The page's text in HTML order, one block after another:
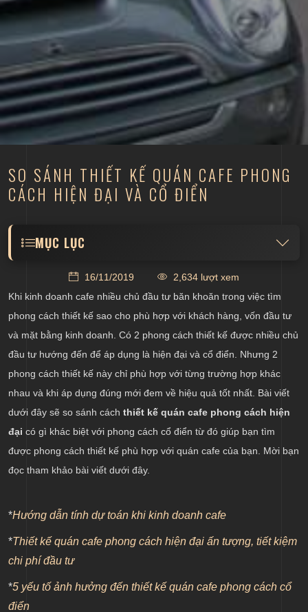
SO SÁNH THIẾT KẾ QUÁN CAFE PHONG
CÁCH HIỆN ĐẠI VÀ CỔ ĐIỂN
MỤC LỤC
Đặc điểm thiết kế nội thất của quán cafe
Vật liệu và màu sắc trong thiết kế quán cafe
So sánh chi phí đầu tư cho quán cafe theo 2 phong
cách
16/11/2019
2,634 lượt xem
Khi kinh doanh cafe nhiều chủ đầu tư băn khoăn trong việc tìm
phong cách thiết kế sao cho phù hợp với khách hàng, vốn đầu tư
và mặt bằng kinh doanh. Có 2 phong cách thiết kế được nhiều chủ
đầu tư hướng đến để áp dụng là hiện đại và cổ điển. Nhưng 2
phong cách thiết kế này chỉ phù hợp với từng trường hợp khác
nhau và khi áp dụng đúng mới đem về hiệu quả tốt nhất. Bài viết
dưới đây sẽ so sánh cách thiết kế quán cafe phong cách hiện
đại có gì khác biệt với phong cách cổ điển từ đó giúp bạn tìm
được phong cách thiết kế phù hợp với quán cafe của bạn. Mời bạn
đọc tham khảo bài viết dưới đây.
*Hướng dẫn tính dự toán khi kinh doanh cafe
*Thiết kế quán cafe phong cách hiện đại ấn tượng, tiết kiệm
chi phí đầu tư
*5 yếu tố ảnh hưởng đến thiết kế quán cafe phong cách cổ
điển